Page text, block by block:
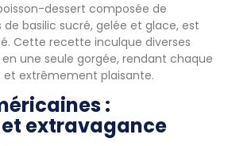
dessert composée de
basilic sucré, gelée et glace, est
Cette recette inculque diverses
une seule gorgée, rendant chaque
extrêmement plaisante.
:
extravagance